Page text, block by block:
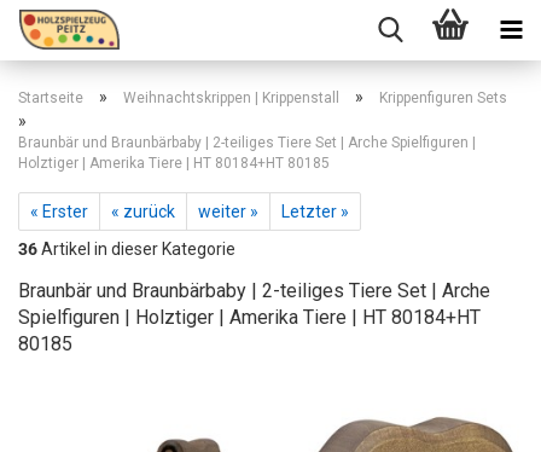
Startseite » Weihnachtskrippen | Krippenstall » Krippenfiguren Sets
»
Braunbär und Braunbärbaby | 2-teiliges Tiere Set | Arche Spielfiguren |
Holztiger | Amerika Tiere | HT 80184+HT 80185
« Erster « zurück weiter »
Letzter »
36Artikel in dieser Kategorie
Braunbär und Braunbärbaby | 2-teiliges Tiere Set | Arche
Spielfiguren | Holztiger | Amerika Tiere | HT 80184+HT
80185